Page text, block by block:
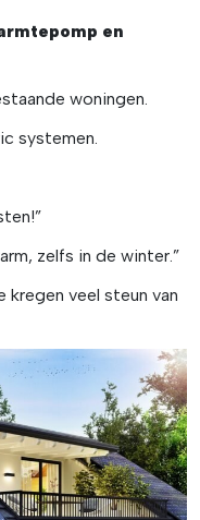
en
woningen.
systemen.
zelfs in de winter.”
kregen veel steun van